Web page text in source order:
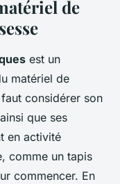
de
est un
matériel de
considérer son
que ses
en activité
comme un tapis
commencer. En